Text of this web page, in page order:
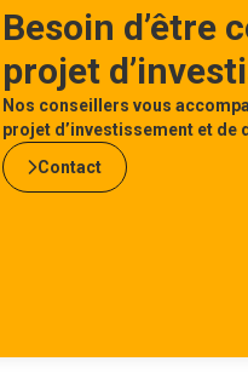
Besoin d’être
projet
Nos conseillers vous
projet d’investissement et de
Contact